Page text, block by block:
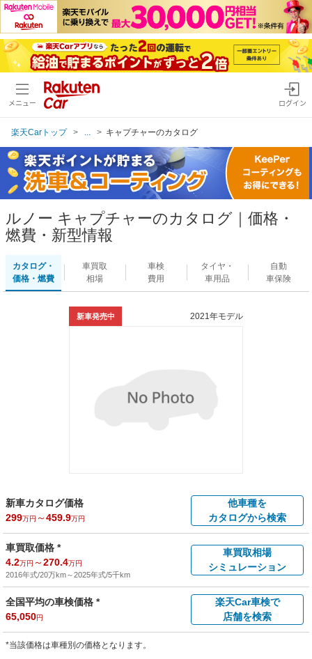
メニュー ログイン
楽天Carトップ キャプチャーのカタログ
ルノー キャプチャーのカタログ｜価格・
燃費・新型情報
カタログ・
価格・燃費
車買取
相場
車検
費用
タイヤ・
車用品
自動
車保険
新車発売中 2021年モデル
新車カタログ価格
299万円 ～459.9万円
他車種を
カタログから検索
車買取価格 *
4.2万円 ～270.4万円
2016年式/20万km～2025年式/5千km
車買取相場
シミュレーション
全国平均の車検価格 *
65,050円
楽天Car車検で
店舗を検索
*当該価格は車種別の価格となります。